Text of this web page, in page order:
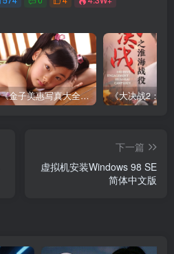
《金子美惠写真大全》第一卷
下一篇
虚拟机安装Windows 98 SE
简体中文版